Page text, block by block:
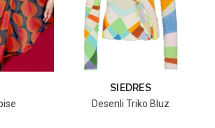
SIEDRES
Desenli Triko Bluz